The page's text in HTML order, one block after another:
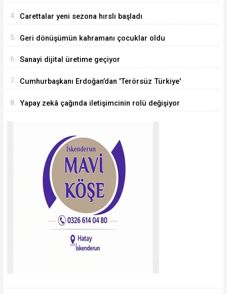
4. Carettalar yeni sezona hırslı başladı
5. Geri dönüşümün kahramanı çocuklar oldu
6. Sanayi dijital üretime geçiyor
7. Cumhurbaşkanı Erdoğan’dan 'Terörsüz Türkiye'
8. Yapay zekâ çağında iletişimcinin rolü değişiyor